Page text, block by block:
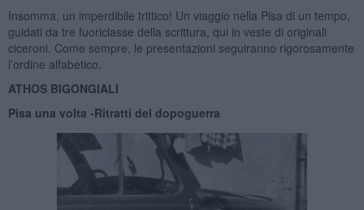
Insomma, un imperdibile trittico! Un viaggio nella Pisa di un tempo,
guidati da tre fuoriclasse della scrittura, qui in veste di originali
ciceroni. Come sempre, le presentazioni seguiranno rigorosamente
l’ordine alfabetico.
ATHOS BIGONGIALI
Pisa una volta -Ritratti del dopoguerra